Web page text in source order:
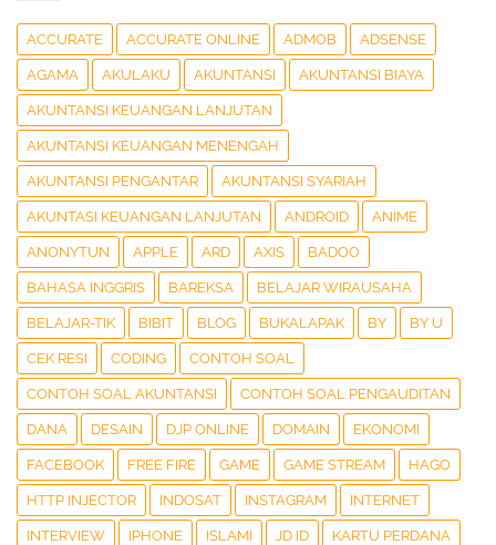
ACCURATE ACCURATE ONLINE ADMOB ADSENSE
AGAMA AKULAKU AKUNTANSI AKUNTANSI BIAYA
AKUNTANSI KEUANGAN LANJUTAN
AKUNTANSI KEUANGAN MENENGAH
AKUNTANSI PENGANTAR AKUNTANSI SYARIAH
AKUNTASI KEUANGAN LANJUTAN ANDROID ANIME
ANONYTUN APPLE ARD AXIS BADOO
BAHASA INGGRIS BAREKSA BELAJAR WIRAUSAHA
BELAJAR-TIK BIBIT BLOG BUKALAPAK BY BY U
CEK RESI CODING CONTOH SOAL
CONTOH SOAL AKUNTANSI CONTOH SOAL PENGAUDITAN
DANA DESAIN DJP ONLINE DOMAIN EKONOMI
FACEBOOK FREE FIRE GAME GAME STREAM HAGO
HTTP INJECTOR INDOSAT INSTAGRAM INTERNET
INTERVIEW IPHONE ISLAMI JD ID KARTU PERDANA